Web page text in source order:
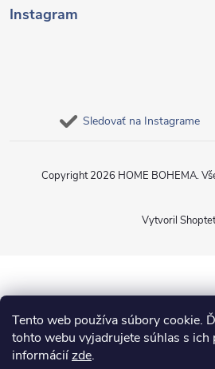
Tento web používa súbory cookie.
tohto webu vyjadrujete súhlas s ich
informáciízde.
Instagram
Sledovať na Instagrame
Vytvoril Shoptet
Copyright 2026 HOME BOHEMA.